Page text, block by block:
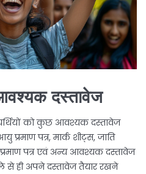
दस्तावेज
को कुछ आवश्यक दस्तावेज
पत्र, मार्क शीट्स, जाति
प्रमाण पत्र एवं अन्य आवश्यक दस्तावेज
से ही अपने दस्तावेज तैयार रखने